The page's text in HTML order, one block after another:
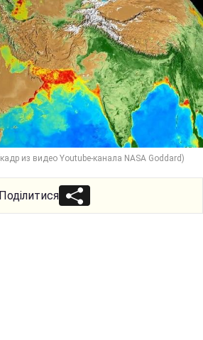
из видео Youtube-канала NASA Goddard)
Поділитися